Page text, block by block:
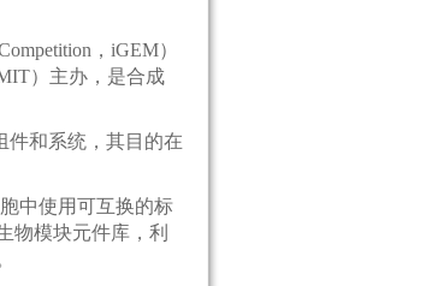
，iGEM）
）主办，是合成
件和系统，其目的在
中使用可互换的标
物模块元件库，利